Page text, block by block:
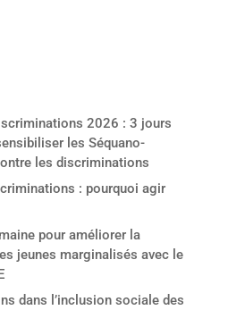
2026 : 3 jours
les Séquano-
les discriminations
: pourquoi agir
pour améliorer la
jeunes marginalisés avec le
dans l’inclusion sociale des